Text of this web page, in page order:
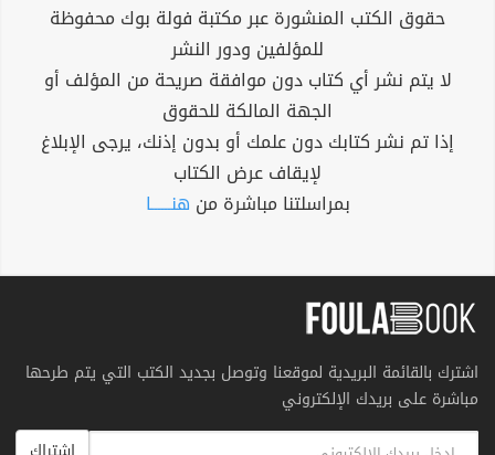
حقوق الكتب المنشورة عبر مكتبة فولة بوك محفوظة
للمؤلفين ودور النشر
لا يتم نشر أي كتاب دون موافقة صريحة من المؤلف أو
الجهة المالكة للحقوق
إذا تم نشر كتابك دون علمك أو بدون إذنك، يرجى الإبلاغ
لإيقاف عرض الكتاب
بمراسلتنا مباشرة من هنــــــا
اشترك بالقائمة البريدية لموقعنا وتوصل بجديد الكتب التي يتم طرحها
مباشرة على بريدك الإلكتروني